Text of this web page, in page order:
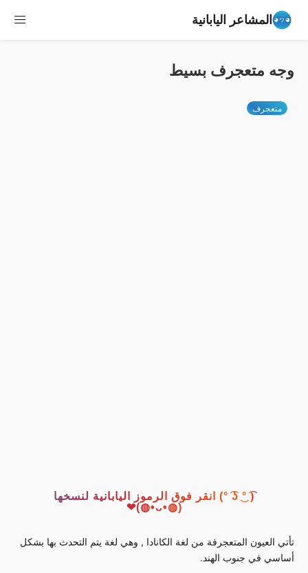
المشاعر اليابانية
وجه متعجرف بسيط
متعجرف
( ͡° ͜ʖ ͡°) انقر فوق الرموز اليابانية لنسخها
(◍•ᴗ•◍)❤
تأتي العيون المتعجرفة من لغة الكانادا , وهي لغة يتم التحدث بها بشكل
أساسي في جنوب الهند.